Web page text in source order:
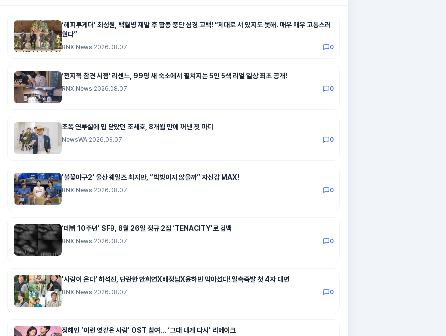
‘해피투게더’ 최성원, 백혈병 재발 후 활동 중단 심경 고백! “제대로 서 있지도 못해. 매우 매우 고통스러
웠다”
RNX News·2026.08.07 0
‘전지적 참견 시점’ 리센느, 99평 새 숙소에서 펼쳐지는 5인 5색 리얼 일상 최초 공개!
RNX News·2026.08.07 0
조폭 연루설에 입 닫았던 조세호, 8개월 만에 꺼낸 첫 마디
NewsWA·2026.08.07 0
'불꽃야구2' 울산 웨일즈 최지만, “박빙이지 않을까” 자신감 MAX!
RNX News·2026.08.07 0
‘데뷔 10주년’ SF9, 8월 26일 정규 2집 ‘TENACITY’로 컴백
RNX News·2026.08.07 0
'사랑이 온다' 하석진, 단란한 안희연X배정남X윤하빈 막아섰다! 일촉즉발 첫 4자 대면
RNX News·2026.08.07 0
정해인 ‘이런 엿같은 사랑’ OST 참여… ‘그대 내게 다시’ 리메이크